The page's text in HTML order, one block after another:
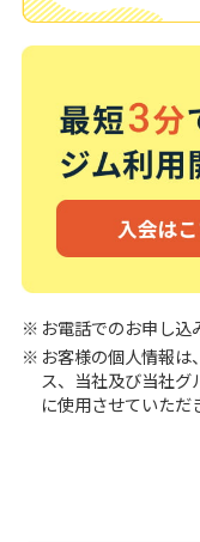
お電話でのお申し込
お客様の個人情報
ス、当社及び当社
に使用させていただ